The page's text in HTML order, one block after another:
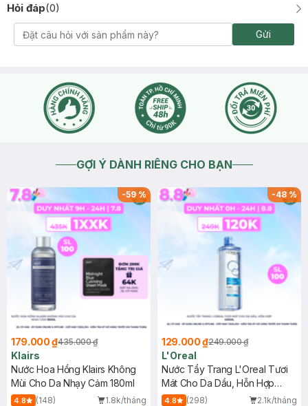
Hỏi đáp(0)
Gửi
GỢI Ý DÀNH RIÊNG CHO BẠN
-59%
179.000 ₫435.000 ₫
Klairs
Nước Hoa Hồng Klairs Không
Mùi Cho Da Nhạy Cảm 180ml
4.8 (148)
1.8k/tháng
-48%
129.000 ₫249.000 ₫
L'Oreal
Nước Tẩy Trang L'Oreal Tươi
Mát Cho Da Dầu, Hỗn Hợp
400ml
4.8 (298)
2.1k/tháng